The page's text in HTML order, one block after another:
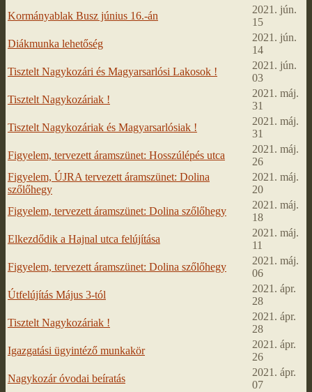
Kormányablak Busz június 16.-án
2021. jún.
15
Diákmunka lehetőség
2021. jún.
14
Tisztelt Nagykozári és Magyarsarlósi Lakosok !
2021. jún.
03
Tisztelt Nagykozáriak !
2021. máj.
31
Tisztelt Nagykozáriak és Magyarsarlósiak !
2021. máj.
31
Figyelem, tervezett áramszünet: Hosszúlépés utca
2021. máj.
26
Figyelem, ÚJRA tervezett áramszünet: Dolina
szőlőhegy
2021. máj.
20
Figyelem, tervezett áramszünet: Dolina szőlőhegy
2021. máj.
18
Elkezdődik a Hajnal utca felújítása
2021. máj.
11
Figyelem, tervezett áramszünet: Dolina szőlőhegy
2021. máj.
06
Útfelújítás Május 3-tól
2021. ápr.
28
Tisztelt Nagykozáriak !
2021. ápr.
28
Igazgatási ügyintéző munkakör
2021. ápr.
26
Nagykozár óvodai beíratás
2021. ápr.
07